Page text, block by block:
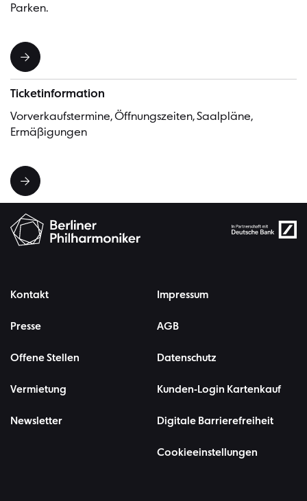
Parken.
Ticketinformation
Vorverkaufstermine, Öffnungszeiten, Saalpläne,
Ermäßigungen
Kontakt
Presse
Offene Stellen
Vermietung
Newsletter
Impressum
AGB
Datenschutz
Kunden-Login Kartenkauf
Digitale Barrierefreiheit
Cookieeinstellungen